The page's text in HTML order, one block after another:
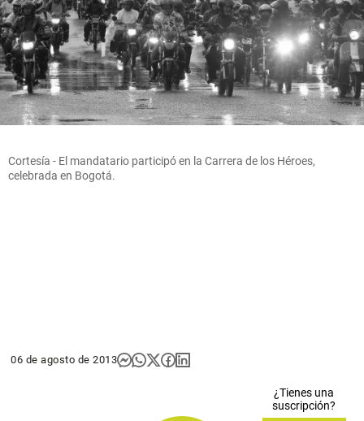
Cortesía - El mandatario participó en la Carrera de los Héroes,
celebrada en Bogotá.
06 de agosto de 2013
¿Tienes una
suscripción?